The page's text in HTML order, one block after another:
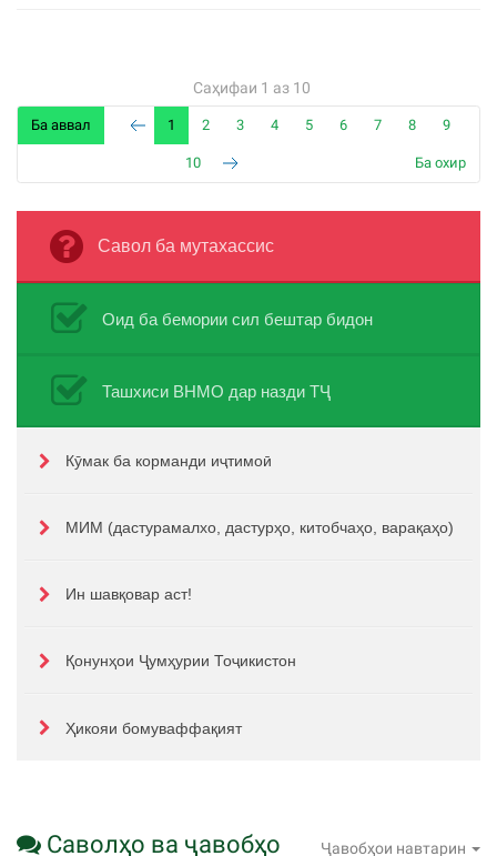
Саҳифаи 1 аз 10
Ба аввал 1 2 3 4 5 6 7 8 9
10 Ба охир
Савол ба мутахассис
Оид ба бемории сил бештар бидон
Ташхиси ВНМО дар назди ТҶ
Кӯмак ба корманди иҷтимоӣ
МИМ (дастурамалхо, дастурҳо, китобчаҳо, варақаҳо)
Ин шавқовар аст!
Қонунҳои Ҷумҳурии Тоҷикистон
Ҳикояи бомуваффақият
Саволҳо ва ҷавобҳо Ҷавобҳои навтарин